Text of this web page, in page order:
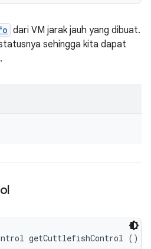
dari VM jarak jauh yang dibuat.
sehingga kita dapat
getCuttlefishControl ()